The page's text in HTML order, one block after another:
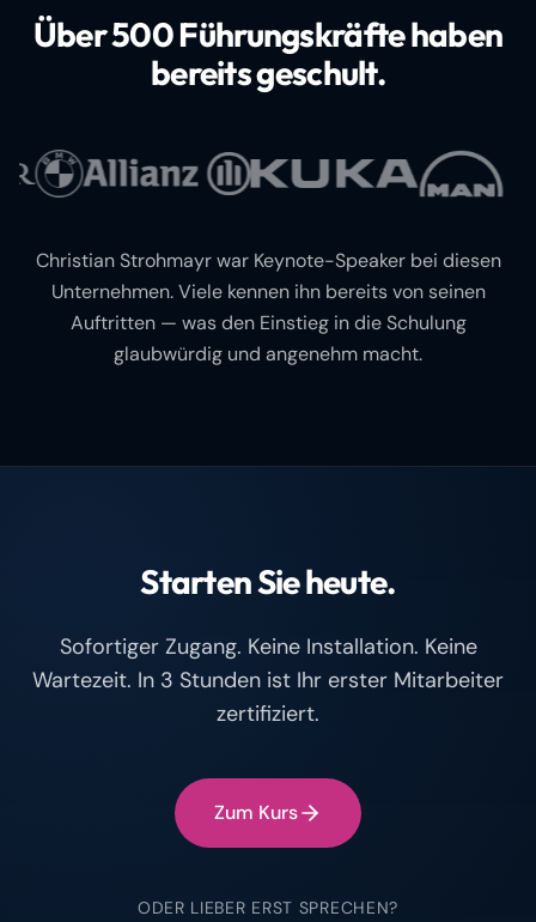
Über 500 Führungskräfte haben
bereits geschult.
Christian Strohmayr war Keynote-Speaker bei diesen
Unternehmen. Viele kennen ihn bereits von seinen
Auftritten — was den Einstieg in die Schulung
glaubwürdig und angenehm macht.
Starten Sie heute.
Sofortiger Zugang. Keine Installation. Keine
Wartezeit. In 3 Stunden ist Ihr erster Mitarbeiter
zertifiziert.
Zum Kurs
ODER LIEBER ERST SPRECHEN?